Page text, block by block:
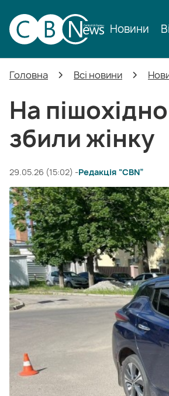
Новини
Головна Всі новини
На
збили жінку
29.05.26 (15:02) -Редакція “CBN”